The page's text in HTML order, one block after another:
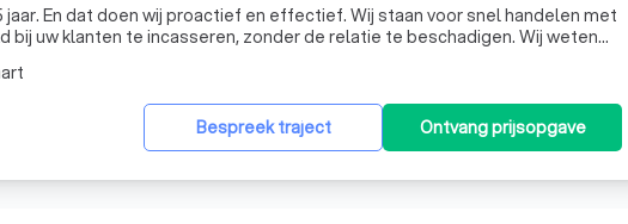
jaar. En dat doen wij proactief en effectief. Wij staan voor snel handelen met
bij uw klanten te incasseren, zonder de relatie te beschadigen. Wij weten
een prettige manier kunnen doen. En als de situatie erom vraagt,
Bespreek traject Ontvang prijsopgave